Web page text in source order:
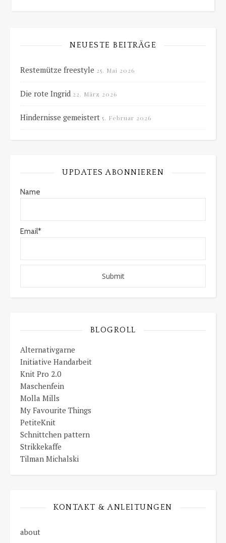
NEUESTE BEITRÄGE
Restemütze freestyle 25. Mai 2026
Die rote Ingrid 22. März 2026
Hindernisse gemeistert 5. Februar 2026
UPDATES ABONNIEREN
Name
Email*
BLOGROLL
Alternativgarne
Initiative Handarbeit
Knit Pro 2.0
Maschenfein
Molla Mills
My Favourite Things
PetiteKnit
Schnittchen pattern
Strikkekaffe
Tilman Michalski
KONTAKT & ANLEITUNGEN
about